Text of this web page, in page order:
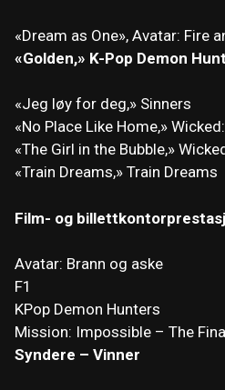
«Dream as One», Avatar: Fire
«Golden,» K-Pop Demon
«Jeg løy for deg,» Sinners
«No Place Like Home,»
«The Girl in the Bubble,»
«Train Dreams,» Train Dreams
Film- og
Avatar: Brann og aske
F1
KPop Demon Hunters
Mission: Impossible – The
Syndere – Vinner